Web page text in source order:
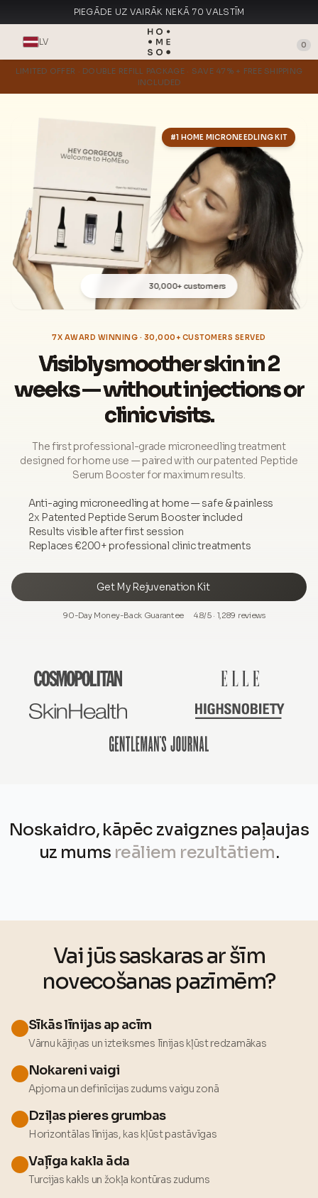
PIEGĀDE UZ VAIRĀK NEKĀ 70 VALSTĪM
RAŽOTS ITĀLIJĀ
LV
0
LIMITED OFFER · DOUBLE REFILL PACKAGE · SAVE 47% + FREE SHIPPING
INCLUDED
7X AWARD WINNING · 30,000+ CUSTOMERS SERVED
Visibly smoother skin in 2
weeks — without injections or
clinic visits.
The first professional-grade microneedling treatment
designed for home use — paired with our patented Peptide
Serum Booster for maximum results.
Anti-aging microneedling at home — safe & painless
2x Patented Peptide Serum Booster included
Results visible after first session
Replaces €200+ professional clinic treatments
Get My Rejuvenation Kit
90-Day Money-Back Guarantee 4.8/5 · 1,289 reviews
#1 HOME MICRONEEDLING KIT
30,000+ customers
Noskaidro, kāpēc zvaigznes paļaujas
uz mums reāliem rezultātiem.
Vai jūs saskaras ar šīm
novecošanas pazīmēm?
Sīkās līnijas ap acīm
Vārnu kājiņas un izteiksmes līnijas kļūst redzamākas
Nokareni vaigi
Apjoma un definīcijas zudums vaigu zonā
Dziļas pieres grumbas
Horizontālas līnijas, kas kļūst pastāvīgas
Vaļīga kakla āda
Turcijas kakls un žokļa kontūras zudums